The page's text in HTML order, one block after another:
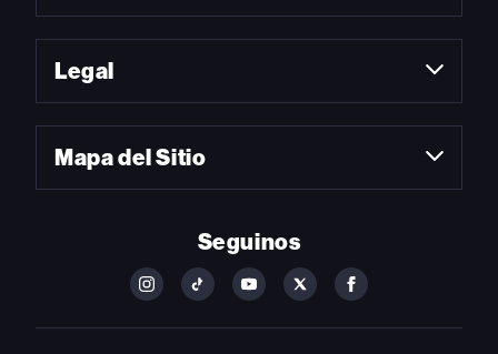
Legal
Mapa del Sitio
Seguinos
FOLLOW
ON
FOLLOW
ON
FOLLOW
ON
FOLLOW
ON
FOLLOW
ON